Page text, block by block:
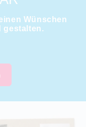
Wünschen
gestalten.